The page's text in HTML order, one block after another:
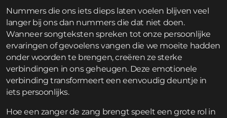
Nummers die ons iets dieps laten voelen blijven veel
langer bij ons dan nummers die dat niet doen.
Wanneer songteksten spreken tot onze persoonlijke
ervaringen of gevoelens vangen die we moeite hadden
onder woorden te brengen, creëren ze sterke
verbindingen in ons geheugen. Deze emotionele
verbinding transformeert een eenvoudig deuntje in
iets persoonlijks.
Hoe een zanger de zang brengt speelt een grote rol in